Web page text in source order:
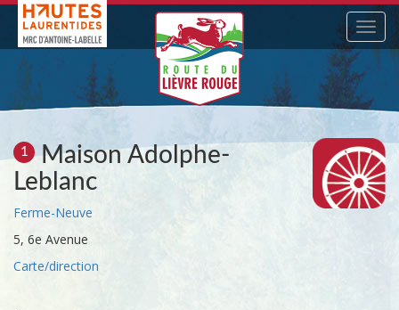
1 Maison Adolphe-
Leblanc
Ferme-Neuve
5, 6e Avenue
Carte/direction